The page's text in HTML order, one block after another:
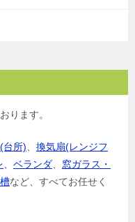
ります。
台所)、 換気扇(レンジフ
、 ベランダ、 窓ガラス・
など、すべてお任せく